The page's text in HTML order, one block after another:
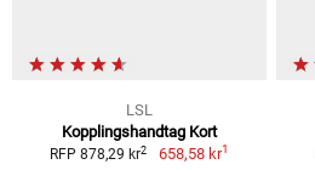
LSL
Kopplingshandtag Kort
RFP 878,29 kr2 658,58 kr1